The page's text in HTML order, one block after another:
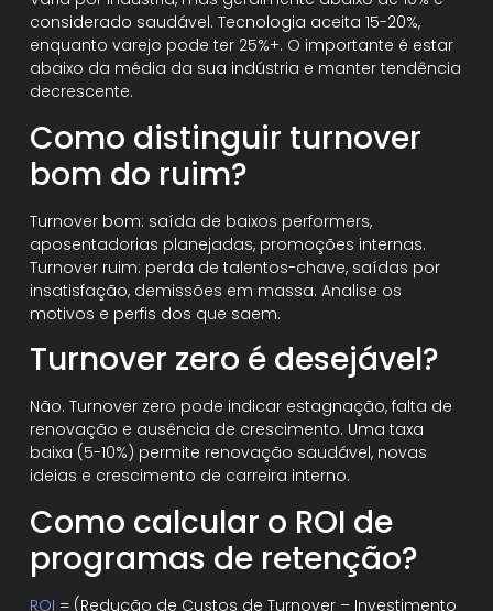
considerado saudável. Tecnologia aceita 15-20%,
enquanto varejo pode ter 25%+. O importante é estar
abaixo da média da sua indústria e manter tendência
decrescente.
Como distinguir turnover
bom do ruim?
Turnover bom: saída de baixos performers,
aposentadorias planejadas, promoções internas.
Turnover ruim: perda de talentos-chave, saídas por
insatisfação, demissões em massa. Analise os
motivos e perfis dos que saem.
Turnover zero é desejável?
Não. Turnover zero pode indicar estagnação, falta de
renovação e ausência de crescimento. Uma taxa
baixa (5-10%) permite renovação saudável, novas
ideias e crescimento de carreira interno.
Como calcular o ROI de
programas de retenção?
ROI = (Redução de Custos de Turnover – Investimento